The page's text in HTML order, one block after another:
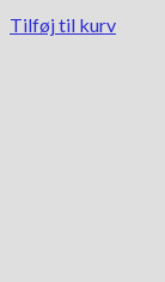
Tilføj til kurv